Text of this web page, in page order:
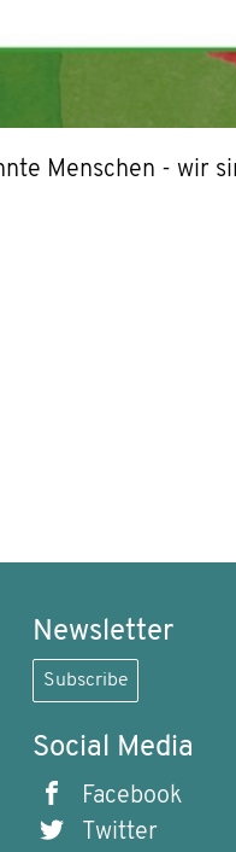
Menschen - wir
Newsletter
Subscribe
Social Media
Facebook
Twitter